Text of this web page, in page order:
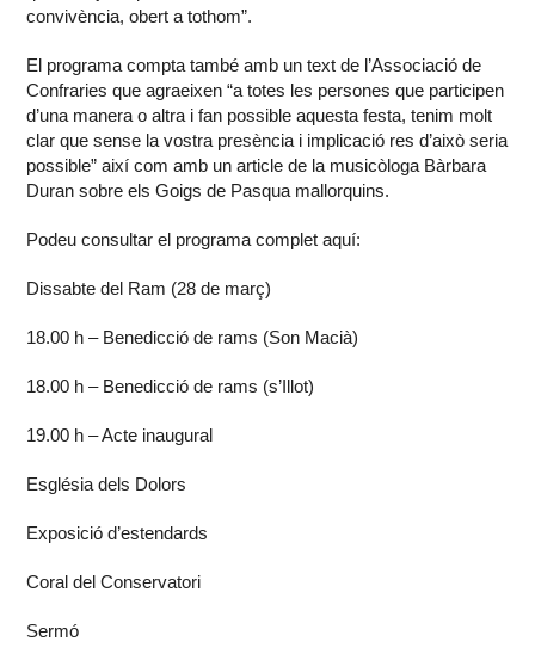
convivència, obert a tothom”.
El programa compta també amb un text de l’Associació de
Confraries que agraeixen “a totes les persones que participen
d’una manera o altra i fan possible aquesta festa, tenim molt
clar que sense la vostra presència i implicació res d’això seria
possible” així com amb un article de la musicòloga Bàrbara
Duran sobre els Goigs de Pasqua mallorquins.
Podeu consultar el programa complet aquí:
Dissabte del Ram (28 de març)
18.00 h – Benedicció de rams (Son Macià)
18.00 h – Benedicció de rams (s’Illot)
19.00 h – Acte inaugural
Església dels Dolors
Exposició d’estendards
Coral del Conservatori
Sermó